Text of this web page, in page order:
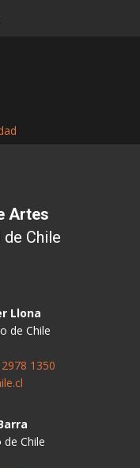
Artes
de Chile
Llona
de Chile
1350
Chile